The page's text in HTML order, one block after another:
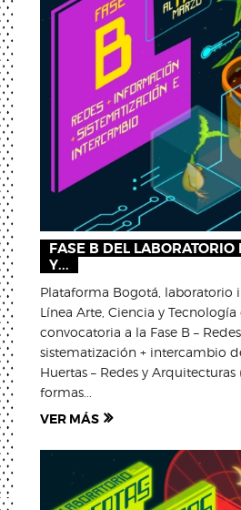
FASE B DEL LABORATORIO
Y...
Plataforma Bogotá, laboratorio
Línea Arte, Ciencia y
convocatoria a la Fase B –
sistematización + intercambio
Huertas – Redes y Arquitecturas
formas...
VER MÁS